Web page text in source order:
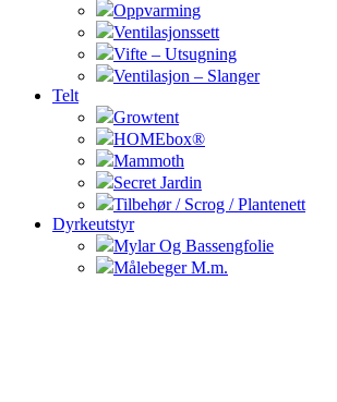
Oppvarming
Ventilasjonssett
Vifte – Utsugning
Ventilasjon – Slanger
Telt
Growtent
HOMEbox®
Mammoth
Secret Jardin
Tilbehør / Scrog / Plantenett
Dyrkeutstyr
Mylar Og Bassengfolie
Målebeger M.m.